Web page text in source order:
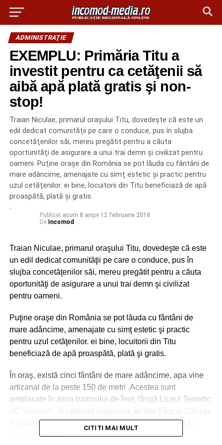
ADMINISTRAŢIE
EXEMPLU: Primăria Titu a
investit pentru ca cetăţenii să
aibă apă plată gratis şi non-
stop!
Traian Niculae, primarul oraşului Titu, dovedeşte că este un
edil dedicat comunităţii pe care o conduce, pus în slujba
concetăţenilor săi, mereu pregătit pentru a căuta
oportunităţi de asigurare a unui trai demn şi civilizat pentru
oameni. Puţine oraşe din România se pot lăuda cu fântâni de
mare adâncime, amenajate cu simţ estetic şi practic pentru
uzul cetăţenilor. ei bine, locuitorii din Titu beneficiază de apă
proaspătă, plată şi gratis.
Publicat acum 8 anipe 12 februarie 2018
De Incomod
Traian Niculae, primarul oraşului Titu, dovedeşte că este
un edil dedicat comunităţii pe care o conduce, pus în
slujba concetăţenilor săi, mereu pregătit pentru a căuta
oportunităţi de asigurare a unui trai demn şi civilizat
pentru oameni.
Puţine oraşe din România se pot lăuda cu fântâni de
mare adâncime, amenajate cu simţ estetic şi practic
pentru uzul cetăţenilor. ei bine, locuitorii din Titu
beneficiază de apă proaspătă, plată şi gratis.
În oraş, există cinci fântâni de mare adâncime, apa vine
artizanal de la peste 150 de metri .Acestea sunt
amplasate în zona bazinului de înot, lângă Liceul Teoretic
Primăria urmează să amenajeze încă două fântâni în
Fusea şi Plopu.
CITITI MAI MULT